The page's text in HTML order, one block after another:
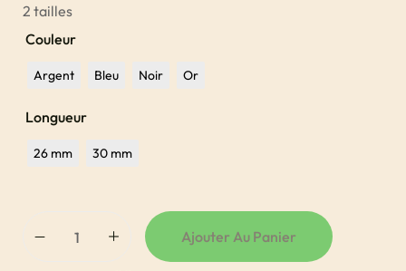
2 tailles
Couleur
Argent Bleu Noir Or
Longueur
26 mm 30 mm
Ajouter Au Panier